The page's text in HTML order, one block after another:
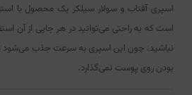
اسپری آفتاب و سولار سیلکر یک محصول با
است که به راحتی می‌توانید در هر جایی از آن
نباشید، چون این اسپری به سرعت جذب
بودن روی پوست نمی‌گذارد.